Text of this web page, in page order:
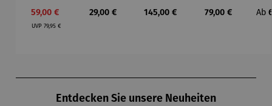
Strandkör
be
Verkaufspreis:
59,00 €
UVP Regulärer Preis:
79,95 €
Regulärer Preis:
29,00 € Regulärer Preis:
145,00 € Regulärer Preis:
79,00 €
b
Ab
Entdecken Sie unsere Neuheiten